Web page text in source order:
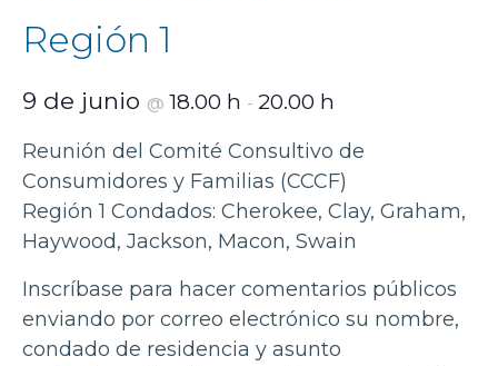
Región 1
9 de junio @ 18.00 h - 20.00 h
Reunión del Comité Consultivo de
Consumidores y Familias (CCCF)
Región 1 Condados: Cherokee, Clay, Graham,
Haywood, Jackson, Macon, Swain
Inscríbase para hacer comentarios públicos
enviando por correo electrónico su nombre,
condado de residencia y asunto